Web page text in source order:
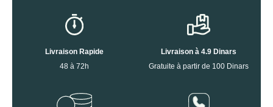
Livraison Rapide
48 à 72h
Livraison à 4.9 Dinars
Gratuite à partir de 100 Dinars